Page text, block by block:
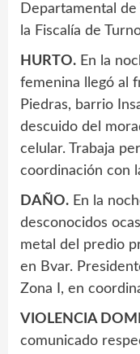
Departamental
la Fiscalía de
HURTO. En la
femenina llegó al
Piedras, barrio
descuido del
celular. Trabaja
coordinación con
DAÑO. En la
desconocidos
metal del predio
en Bvar.
Zona I, en
VIOLENCIA
comunicado